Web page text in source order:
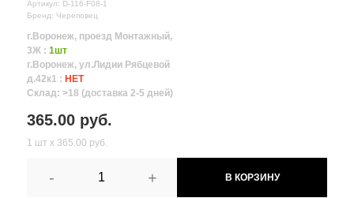
Артикул: D-116-F08-1
Бренд: Череповец
г.Воронеж, проезд Монтажный,
3Ж : 1шт
г.Воронеж, ул.Лидии Рябцевой
д.42к1 : НЕТ
Склад: >18 (доставка 2-5 дней)
365.00 руб.
1 шт х 365.00 руб.
- + В КОРЗИНУ